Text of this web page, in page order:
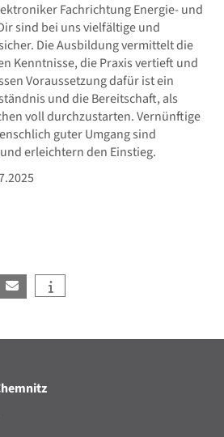
Fachrichtung Energie- und
sind bei uns vielfältige und
Die Ausbildung vermittelt die
Kenntnisse, die Praxis vertieft und
Voraussetzung dafür ist ein
und die Bereitschaft, als
voll durchzustarten. Vernünftige
guter Umgang sind
erleichtern den Einstieg.